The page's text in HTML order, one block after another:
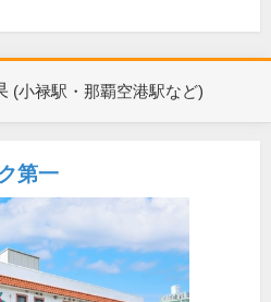
(小禄駅・那覇空港駅など)
第一